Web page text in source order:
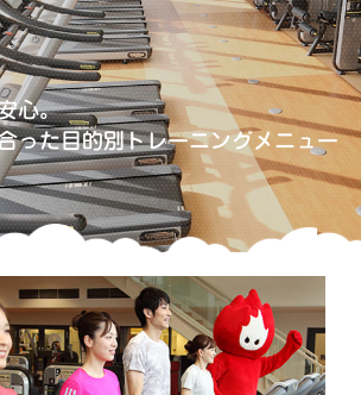
心。
った目的別トレーニングメニュー